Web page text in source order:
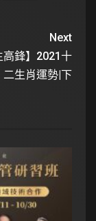
Next
高鋒】2021十
二生肖運勢|下